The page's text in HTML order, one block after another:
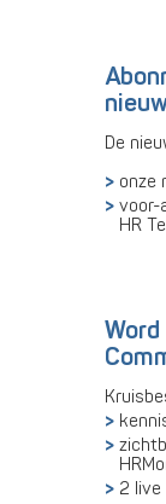
De
onze
voor-
HR
2 live